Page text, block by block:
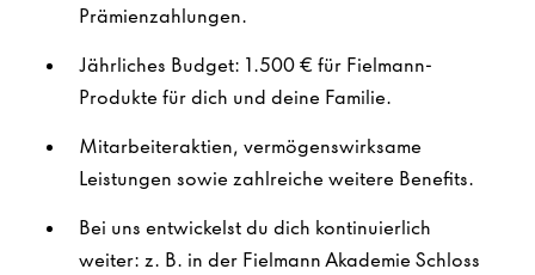
Prämienzahlungen.
Jährliches Budget: 1.500 € für Fielmann-
Produkte für dich und deine Familie.
Mitarbeiteraktien, vermögenswirksame
Leistungen sowie zahlreiche weitere Benefits.
Bei uns entwickelst du dich kontinuierlich
weiter: z. B. in der Fielmann Akademie Schloss